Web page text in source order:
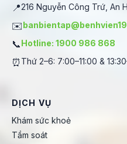
📍216 Nguyễn Công Trứ, An
✉️
📞Hotline: 1900 986 868
⏰ Thứ 2–6: 7:00–11:00 &
DỊCH VỤ
Khám sức khoẻ
Tầm soát